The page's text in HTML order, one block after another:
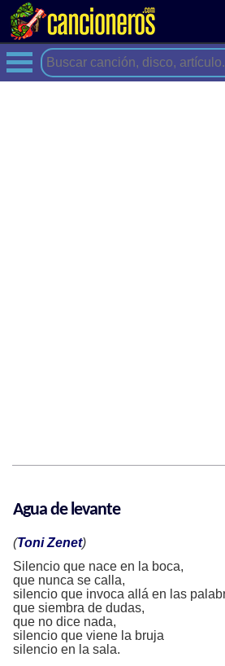
Agua de levante
(Toni Zenet)
Silencio que nace en la boca,
que nunca se calla,
silencio que invoca allá en las
que siembra de dudas,
que no dice nada,
silencio que viene la bruja
silencio en la sala.